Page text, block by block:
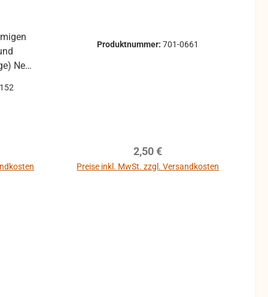
-
Produktnummer:701-0661
Regulärer Preis:
2,50 €
Preise inkl. MwSt. zzgl. Versandkosten